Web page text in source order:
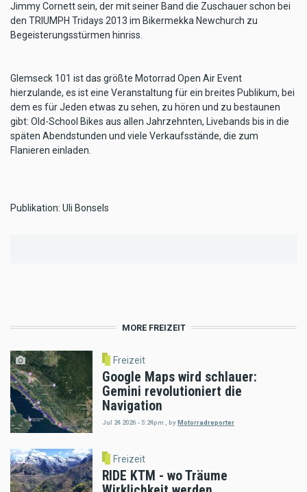
Jimmy Cornett sein, der mit seiner Band die Zuschauer schon bei
den TRIUMPH Tridays 2013 im Bikermekka Newchurch zu
Begeisterungsstürmen hinriss.
Glemseck 101 ist das größte Motorrad Open Air Event
hierzulande, es ist eine Veranstaltung für ein breites Publikum, bei
dem es für Jeden etwas zu sehen, zu hören und zu bestaunen
gibt: Old-School Bikes aus allen Jahrzehnten, Livebands bis in die
späten Abendstunden und viele Verkaufsstände, die zum
Flanieren einladen.
Publikation: Uli Bonsels
MORE FREIZEIT
Freizeit
Google Maps wird schlauer:
Gemini revolutioniert die
Navigation
Jul 24 2026 - 5:24pm , by Motorradreporter
Freizeit
RIDE KTM - wo Träume